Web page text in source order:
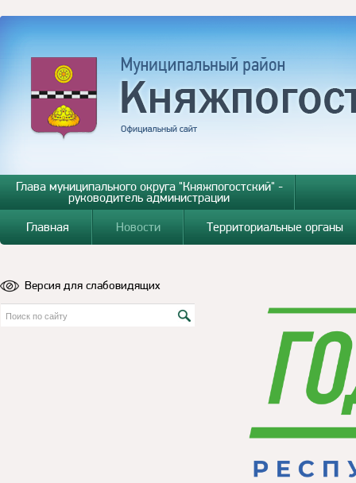
Глава муниципального округа "Княжпогостский" -
руководитель администрации
Главная
Новости Территориальные органы
Версия для слабовидящих